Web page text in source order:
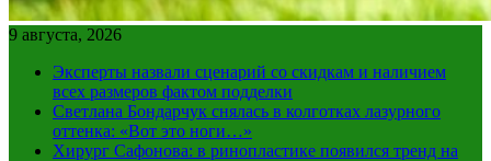
9 августа, 2026
Эксперты назвали сценарий со скидкам и наличием
всех размеров фактом подделки
Светлана Бондарчук снялась в колготках лазурного
оттенка: «Вот это ноги…»
Хирург Сафонова: в ринопластике появился тренд на